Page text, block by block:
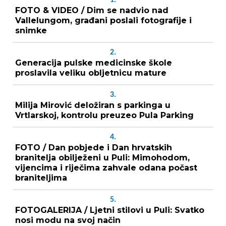
FOTO & VIDEO / Dim se nadvio nad
Vallelungom, građani poslali fotografije i
snimke
2.
Generacija pulske medicinske škole
proslavila veliku obljetnicu mature
3.
Milija Mirović deložiran s parkinga u
Vrtlarskoj, kontrolu preuzeo Pula Parking
4.
FOTO / Dan pobjede i Dan hrvatskih
branitelja obilježeni u Puli: Mimohodom,
vijencima i riječima zahvale odana počast
braniteljima
5.
FOTOGALERIJA / Ljetni stilovi u Puli: Svatko
nosi modu na svoj način